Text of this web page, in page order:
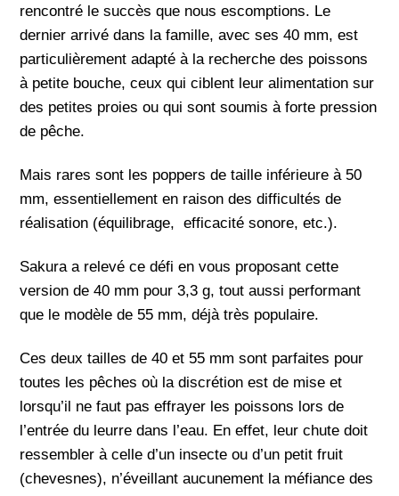
rencontré le succès que nous escomptions. Le
dernier arrivé dans la famille, avec ses 40 mm, est
particulièrement adapté à la recherche des poissons
à petite bouche, ceux qui ciblent leur alimentation sur
des petites proies ou qui sont soumis à forte pression
de pêche.
Mais rares sont les poppers de taille inférieure à 50
mm, essentiellement en raison des difficultés de
réalisation (équilibrage, efficacité sonore, etc.).
Sakura a relevé ce défi en vous proposant cette
version de 40 mm pour 3,3 g, tout aussi performant
que le modèle de 55 mm, déjà très populaire.
Ces deux tailles de 40 et 55 mm sont parfaites pour
toutes les pêches où la discrétion est de mise et
lorsqu’il ne faut pas effrayer les poissons lors de
l’entrée du leurre dans l’eau. En effet, leur chute doit
ressembler à celle d’un insecte ou d’un petit fruit
(chevesnes), n’éveillant aucunement la méfiance des